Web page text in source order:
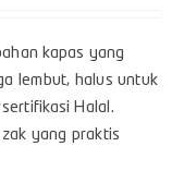
kapas yang
lembut, halus untuk
Halal.
zak yang praktis